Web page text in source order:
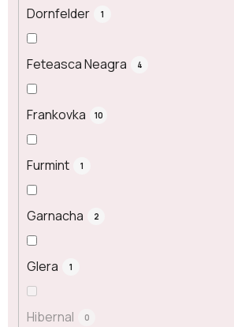
Dornfelder 1
Feteasca Neagra 4
Frankovka 10
Furmint 1
Garnacha 2
Glera 1
Hibernal 0